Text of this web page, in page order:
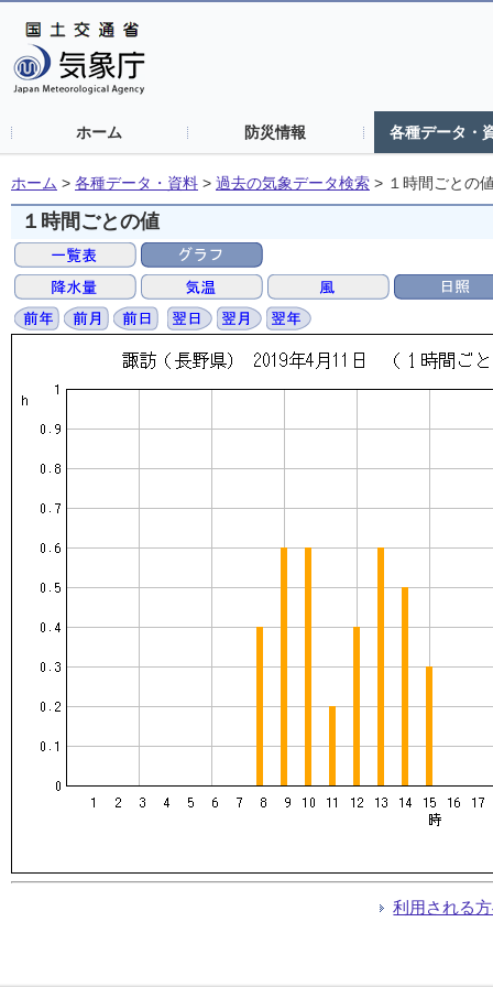
ホーム 防災情報 各種データ・
ホーム > 各種データ・資料 > 過去の気象データ検索 > １時間ごとの
１時間ごとの値
利用される